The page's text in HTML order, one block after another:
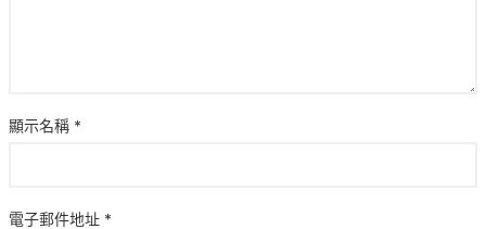
顯示名稱 *
電子郵件地址 *